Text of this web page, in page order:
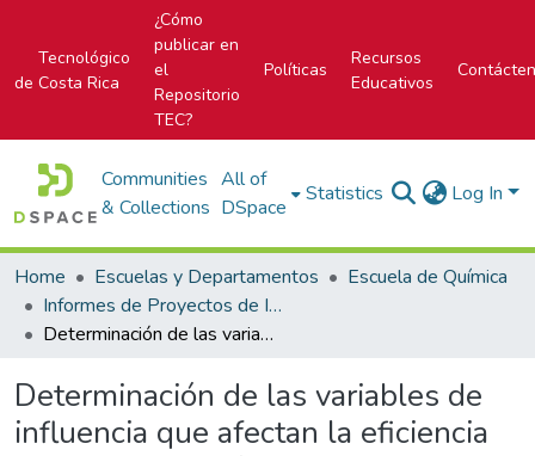
Tecnológico
de Costa Rica
¿Cómo
publicar en
el
Repositorio
TEC?
Políticas
Recursos
Educativos
Communities
& Collections
All of
DSpace
Statistics Log In
Home Escuelas y Departamentos
Escuela de Química
Informes de Proyectos de Investigación
Determinación de las variables de influencia que afectan la eficiencia de la desinfección en aguas superficiales utilizadas para consumo humano en Costa Rica
Determinación de las variables de
influencia que afectan la eficiencia